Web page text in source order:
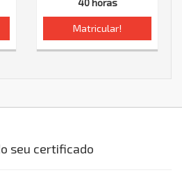
Matricular!
seu certificado